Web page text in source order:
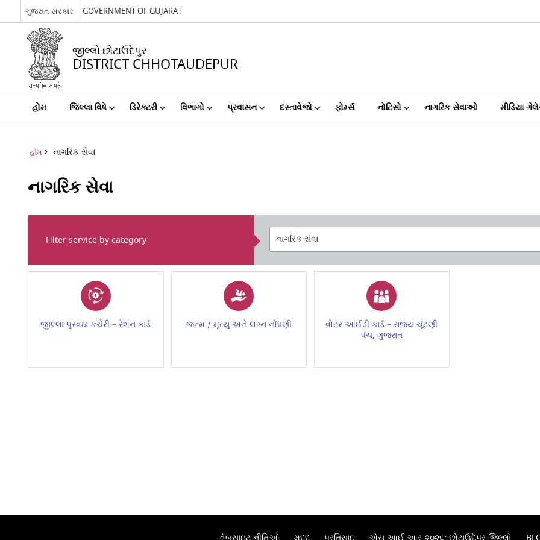
ગુજરાત સરકાર GOVERNMENT OF GUJARAT
જીલ્લો છોટાઉદેપુર
DISTRICT CHHOTAUDEPUR
હોમ જિલ્લા વિષે ડિરેક્ટરી વિભાગો પ્રવાસન દસ્તાવેજો ફોર્મ્સ નોટિસો નાગરિક સેવાઓ મીડિયા
હોમ નાગરિક સેવા
નાગરિક સેવા
Filter service by category
જીલ્લા પુરવઠા કચેરી – રેશન કાર્ડ જન્મ / મૃત્યુ અને લગ્ન નોંધણી
વોટર આઈડી કાર્ડ – રાજ્ય ચૂંટણી
પંચ, ગુજરાત